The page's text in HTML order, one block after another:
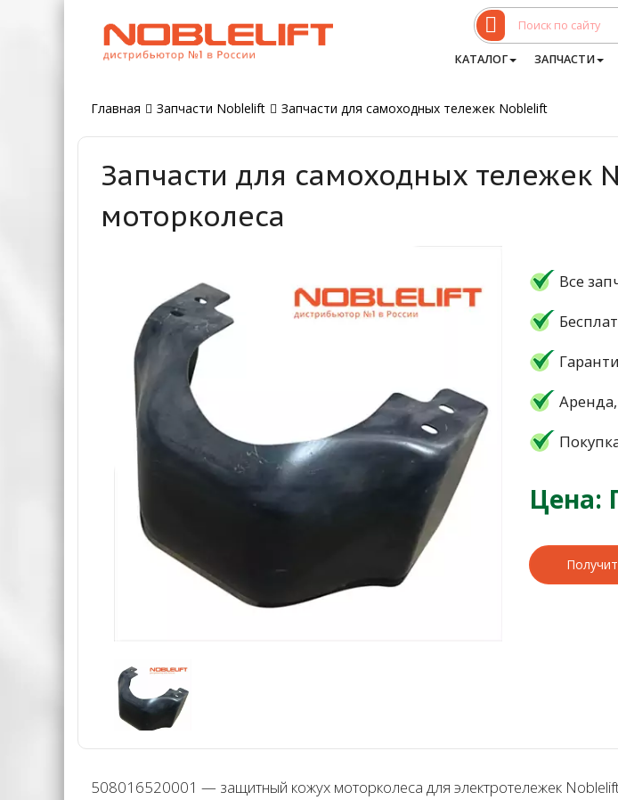
КАТАЛОГ ЗАПЧАСТИ
Главная Запчасти Noblelift Запчасти для самоходных тележек Noblelift
Запчасти для самоходных тележек
моторколеса
Все
Цена:
508016520001 — защитный кожух моторколеса для электротележек